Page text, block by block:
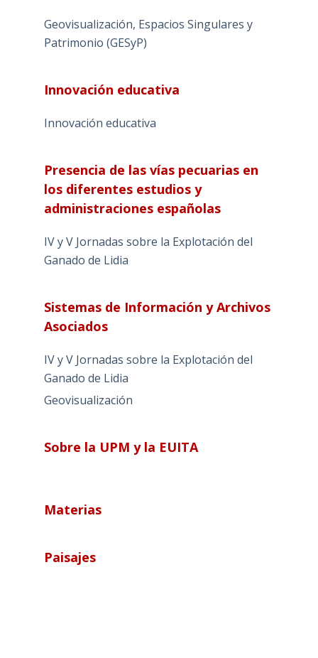
Geovisualización, Espacios Singulares y
Patrimonio (GESyP)
Innovación educativa
Innovación educativa
Presencia de las vías pecuarias en
los diferentes estudios y
administraciones españolas
IV y V Jornadas sobre la Explotación del
Ganado de Lidia
Sistemas de Información y Archivos
Asociados
IV y V Jornadas sobre la Explotación del
Ganado de Lidia
Geovisualización
Sobre la UPM y la EUITA
Materias
Paisajes